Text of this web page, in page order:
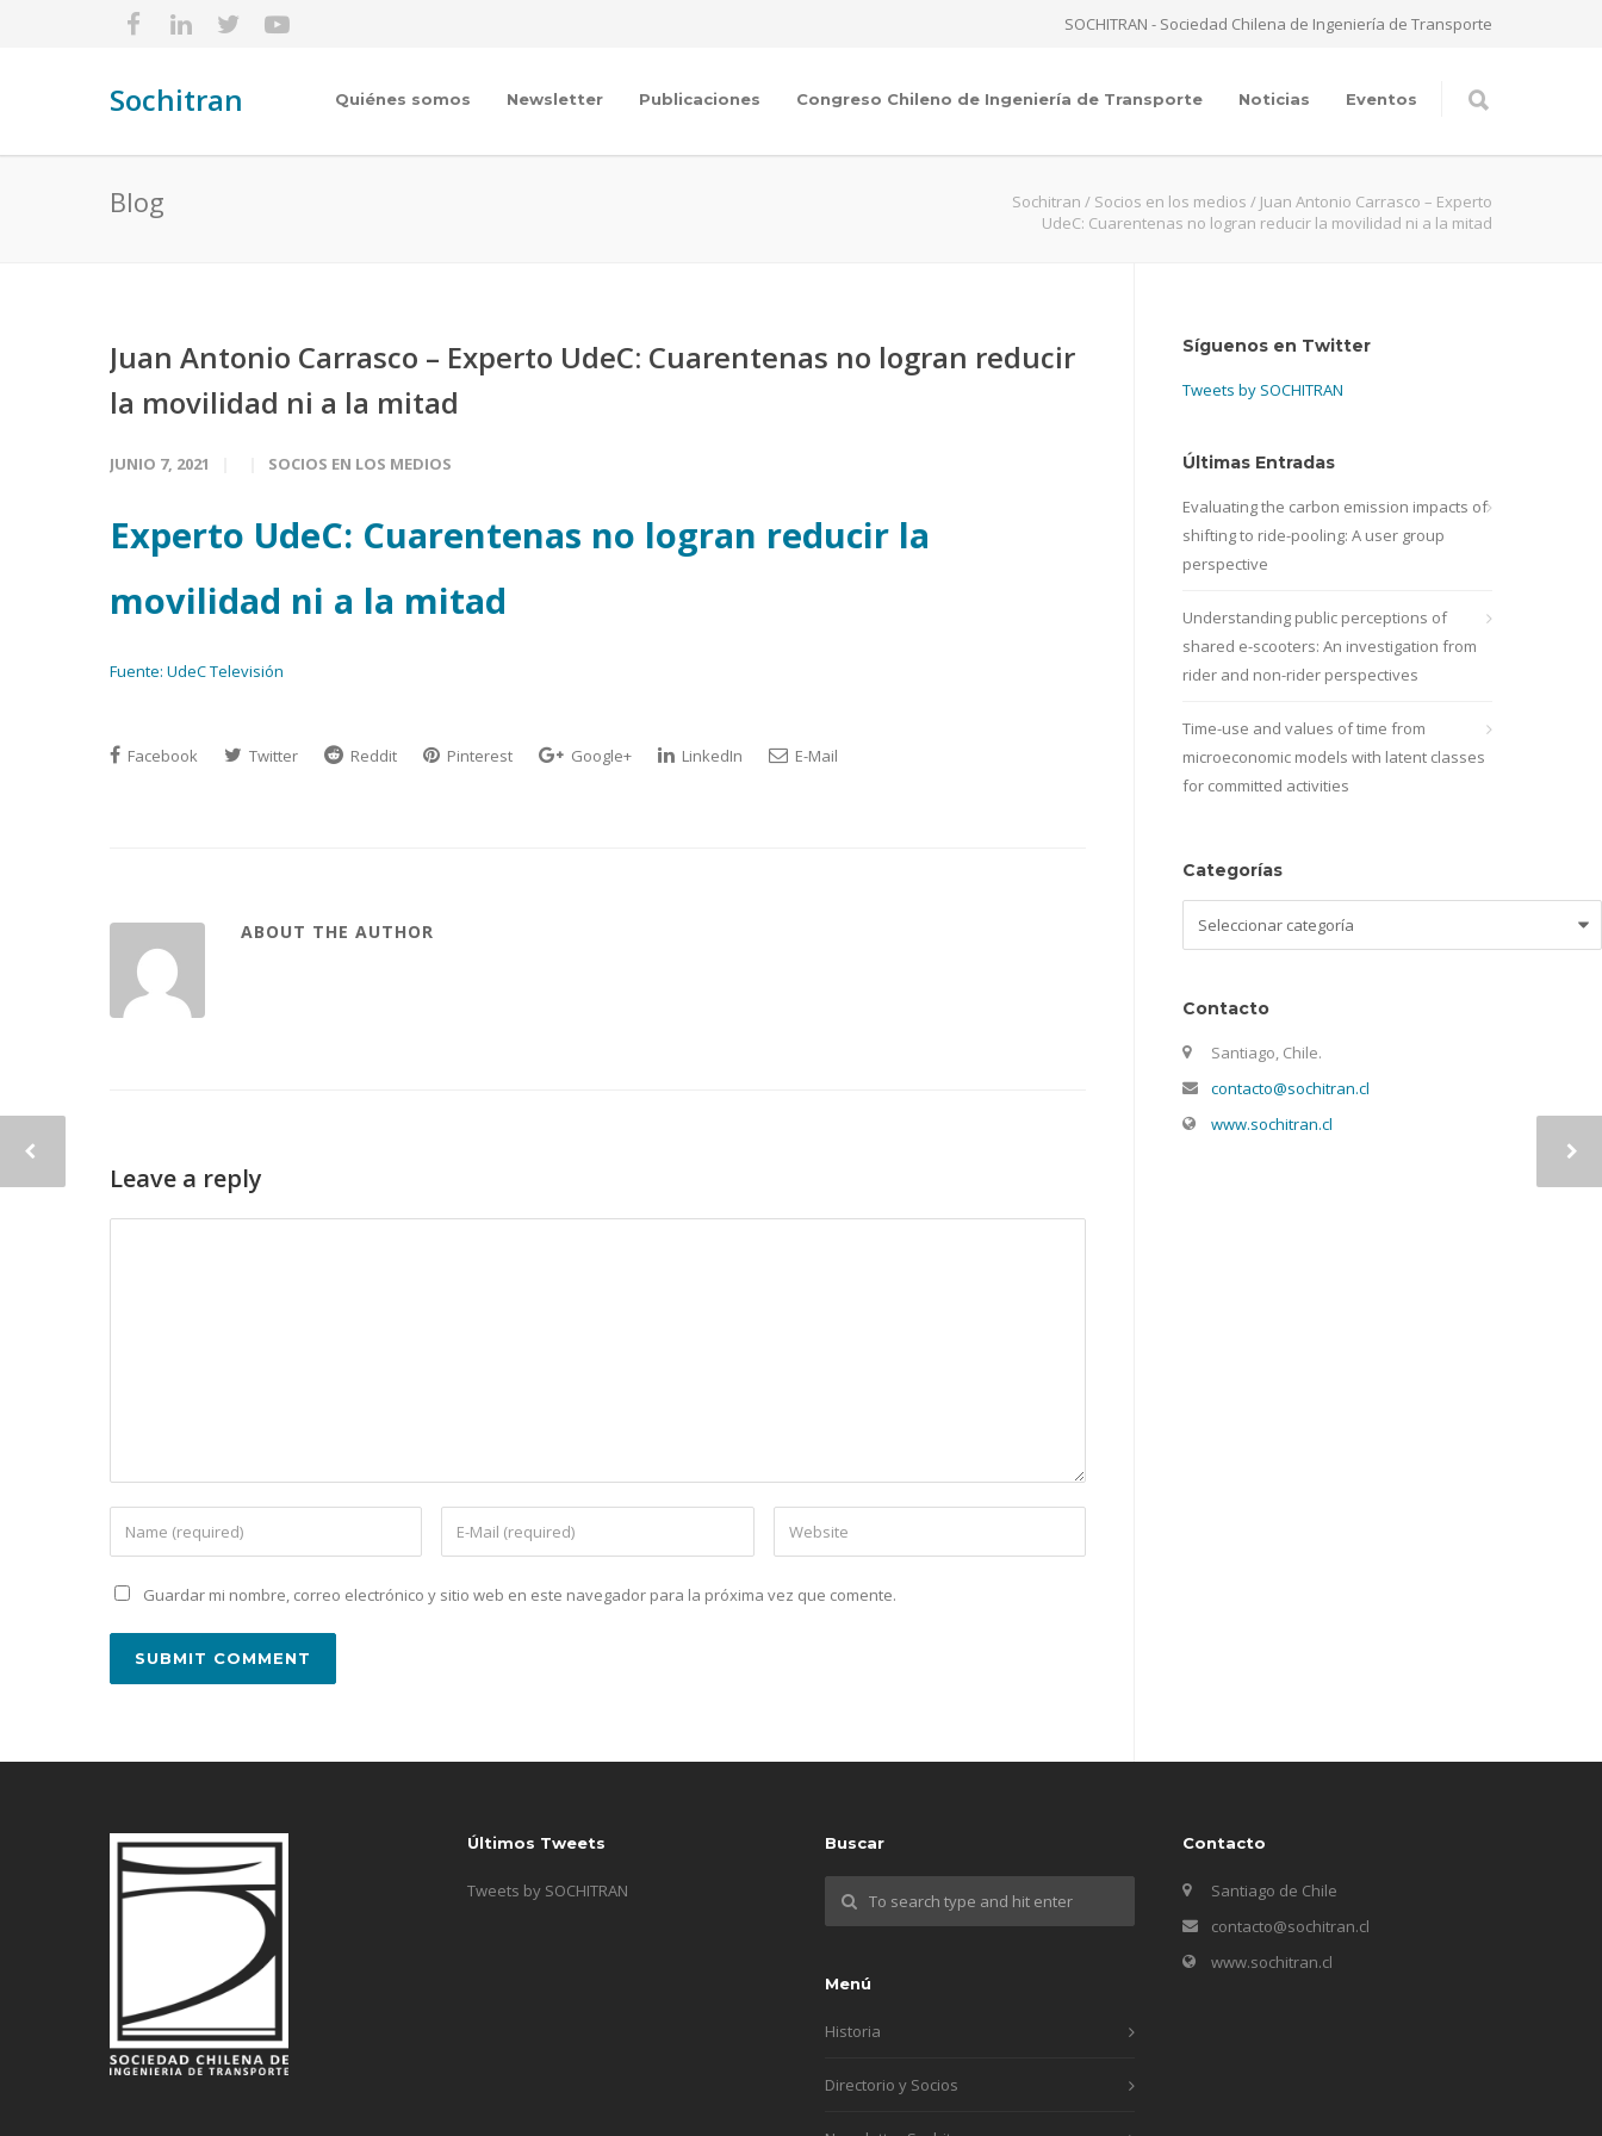
SOCHITRAN - Sociedad Chilena de Ingeniería de Transporte
Sochitran Quiénes somos Newsletter Publicaciones Congreso Chileno de Ingeniería de Transporte Noticias Eventos
Blog Sochitran / Socios en los medios / Juan Antonio Carrasco – Experto
UdeC: Cuarentenas no logran reducir la movilidad ni a la mitad
Juan Antonio Carrasco – Experto UdeC: Cuarentenas no logran reducir
la movilidad ni a la mitad
JUNIO 7, 2021 SOCIOS EN LOS MEDIOS
Experto UdeC: Cuarentenas no logran reducir la
movilidad ni a la mitad
Fuente: UdeC Televisión
Facebook Twitter Reddit Pinterest Google+ LinkedIn E-Mail
ABOUT THE AUTHOR
Leave a reply
Guardar mi nombre, correo electrónico y sitio web en este navegador para la próxima vez que comente.
Síguenos en Twitter
Tweets by SOCHITRAN
Últimas Entradas
Evaluating the carbon emission impacts of
shifting to ride-pooling: A user group
perspective
Understanding public perceptions of
shared e-scooters: An investigation from
rider and non-rider perspectives
Time-use and values of time from
microeconomic models with latent classes
for committed activities
Categorías
Contacto
Santiago, Chile.
contacto@sochitran.cl
www.sochitran.cl
Últimos Tweets
Tweets by SOCHITRAN
Buscar
Menú
Historia
Directorio y Socios
Contacto
Santiago de Chile
contacto@sochitran.cl
www.sochitran.cl